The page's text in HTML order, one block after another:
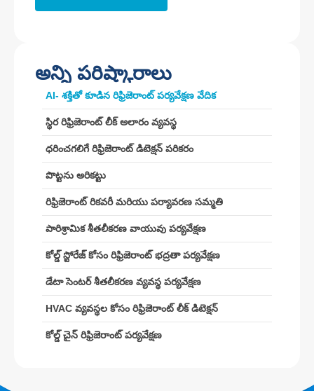
అన్ని పరిష్కారాలు
AI- శక్తితో కూడిన రిఫ్రిజెరాంట్ పర్యవేక్షణ వేదిక
స్థిర రిఫ్రిజెరాంట్ లీక్ అలారం వ్యవస్థ
ధరించగలిగే రిఫ్రిజెరాంట్ డిటెక్షన్ పరికరం
పొట్టను అరికట్టు
రిఫ్రిజెరాంట్ రికవరీ మరియు పర్యావరణ సమ్మతి
పారిశ్రామిక శీతలీకరణ వాయువు పర్యవేక్షణ
కోల్డ్ స్టోరేజ్ కోసం రిఫ్రిజెరాంట్ భద్రతా పర్యవేక్షణ
డేటా సెంటర్ శీతలీకరణ వ్యవస్థ పర్యవేక్షణ
HVAC వ్యవస్థల కోసం రిఫ్రిజెరాంట్ లీక్ డిటెక్షన్
కోల్డ్ చైన్ రిఫ్రిజెరాంట్ పర్యవేక్షణ
వెచాట్ వాట్సాప్
హాట్ ప్రొడక్ట్స్
R290 సెన్సార్
R32 సెన్సార్
R410 సెన్సార్
R454B సెన్సార్
మా పరిష్కారం
HVAC వ్యవస్థల కోసం రిఫ్రిజెరాంట్ లీక్
కోల్డ్ చైన్ రిఫ్రిజెరాంట్ పర్యవేక్షణ
డేటా సెంటర్ శీతలీకరణ వ్యవస్థ పర్యవేక్షణ